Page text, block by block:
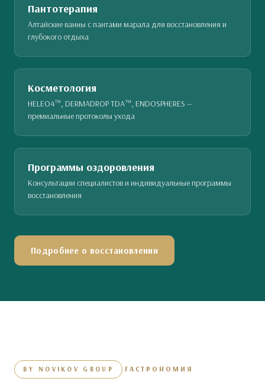
Пантотерапия
Алтайские ванны с пантами марала для восстановления и
глубокого отдыха
Косметология
HELEO4™, DERMADROP TDA™, ENDOSPHERES —
премиальные протоколы ухода
Программы оздоровления
Консультации специалистов и индивидуальные программы
восстановления
Подробнее о восстановлении
BY NOVIKOV GROUP ГАСТРОНОМИЯ